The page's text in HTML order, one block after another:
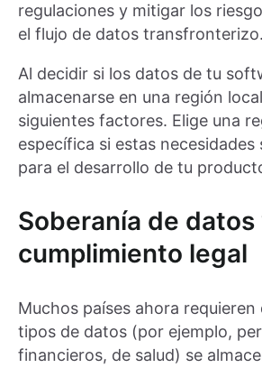
regulaciones y mitigar los
el flujo de datos transfronterizo.
Al decidir si los datos de tu
almacenarse en una región
siguientes factores. Elige una
específica si estas
para el desarrollo de tu
Soberanía de datos
cumplimiento legal
Muchos países ahora
tipos de datos (por ejemplo,
financieros, de salud) se